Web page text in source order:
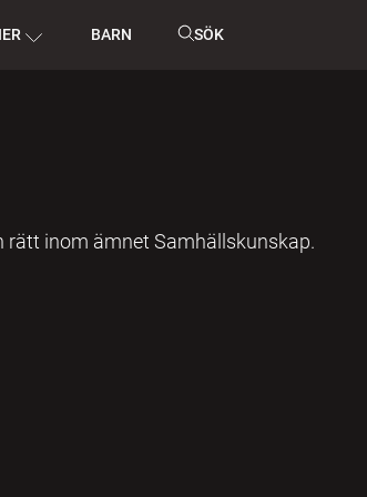
BARN SÖK
rätt inom ämnet Samhällskunskap.